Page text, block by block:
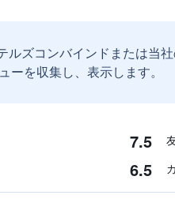
ルズコンバインドまたは当
を収集し、表示します。
7.5
6.5